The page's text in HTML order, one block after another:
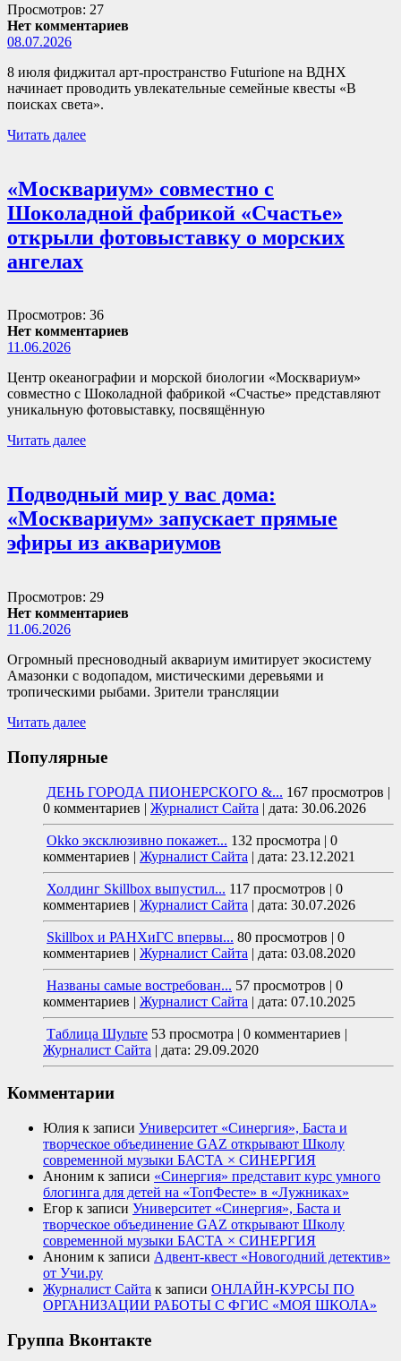
Просмотров: 27
Нет комментариев
08.07.2026
8 июля фиджитал арт-пространство Futurione на ВДНХ
начинает проводить увлекательные семейные квесты «В
поисках света».
Читать далее
«Москвариум» совместно с
Шоколадной фабрикой «Счастье»
открыли фотовыставку о морских
ангелах
Просмотров: 36
Нет комментариев
11.06.2026
Центр океанографии и морской биологии «Москвариум»
совместно с Шоколадной фабрикой «Счастье» представляют
уникальную фотовыставку, посвящённую
Читать далее
Подводный мир у вас дома:
«Москвариум» запускает прямые
эфиры из аквариумов
Просмотров: 29
Нет комментариев
11.06.2026
Огромный пресноводный аквариум имитирует экосистему
Амазонки с водопадом, мистическими деревьями и
тропическими рыбами. Зрители трансляции
Читать далее
Популярные
ДЕНЬ ГОРОДА ПИОНЕРСКОГО &... 167 просмотров |
0 комментариев | Журналист Сайта | дата: 30.06.2026
Okko эксклюзивно покажет... 132 просмотра | 0
комментариев | Журналист Сайта | дата: 23.12.2021
Холдинг Skillbox выпустил... 117 просмотров | 0
комментариев | Журналист Сайта | дата: 30.07.2026
Skillbox и РАНХиГС впервы... 80 просмотров | 0
комментариев | Журналист Сайта | дата: 03.08.2020
Названы самые востребован... 57 просмотров | 0
комментариев | Журналист Сайта | дата: 07.10.2025
Таблица Шульте 53 просмотра | 0 комментариев |
Журналист Сайта | дата: 29.09.2020
Комментарии
Юлия к записи Университет «Синергия», Баста и
творческое объединение GAZ открывают Школу
современной музыки БАСТА × СИНЕРГИЯ
Аноним к записи «Синергия» представит курс умного
блогинга для детей на «ТопФесте» в «Лужниках»
Егор к записи Университет «Синергия», Баста и
творческое объединение GAZ открывают Школу
современной музыки БАСТА × СИНЕРГИЯ
Аноним к записи Адвент-квест «Новогодний детектив»
от Учи.ру
Журналист Сайта к записи ОНЛАЙН-КУРСЫ ПО
ОРГАНИЗАЦИИ РАБОТЫ С ФГИС «МОЯ ШКОЛА»
Группа Вконтакте